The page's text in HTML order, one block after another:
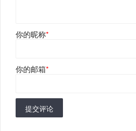
你的昵称*
你的邮箱*
提交评论